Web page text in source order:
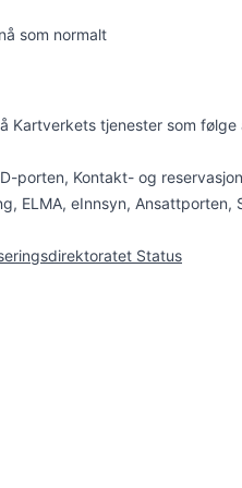
som normalt
Kartverkets tjenester som følge
porten, Kontakt- og
ELMA, eInnsyn, Ansattporten,
Status